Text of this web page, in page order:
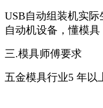
USB自动组装机实
自动机设备，懂模具
三.模具师傅要求
五金模具行业5 年以